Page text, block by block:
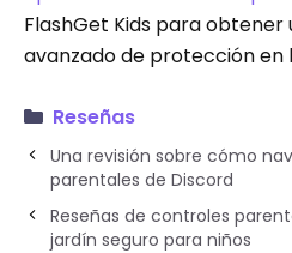
FlashGet Kids para
avanzado de protección en
Reseñas
Una revisión sobre cómo
parentales de Discord
Reseñas de controles
jardín seguro para niños